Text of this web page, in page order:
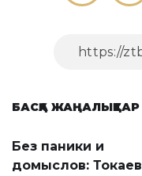
БАСҚА ЖАҢАЛЫҚТАР
Без паники и
домыслов: Токаев